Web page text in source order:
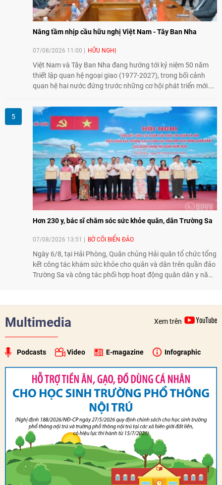
Nâng tầm nhịp cầu hữu nghị Việt Nam - Tây Ban Nha
07/08/2026 11:00 HỮU NGHỊ
Việt Nam và Tây Ban Nha đang hướng tới kỷ niệm 50 năm
thiết lập quan hệ ngoại giao (1977-2027), trong bối cảnh
quan hệ hai nước đứng trước những cơ hội phát triển mới.
nhân dân có vai trò quan trọng trong việc củng cố nền tảng
xã hội, tăng cường hiểu biết, tin cậy và gắn bó giữa nhân
dân hai nước.
Hơn 230 y, bác sĩ chăm sóc sức khỏe quân, dân Trường Sa
07/08/2026 13:51 BỜ CÕI BIỂN ĐẢO
Ngày 6/8, tại Hải Phòng, Quân chủng Hải quân tổ chức tổng
kết công tác khám sức khỏe cho quân và dân trên quần đảo
Trường Sa và công tác phối hợp hoạt động quân dân y năm
cấp thuốc, điều trị cho cán bộ, chiến sĩ và nhân dân trên
quần đảo.
Multimedia Xem trên
Podcasts Video E-magazine Infographic